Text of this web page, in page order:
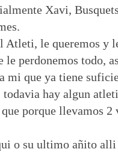
Xavi,
Atleti, le queremos y
le perdonemos todo,
mi que ya tiene
hay algun
que porque llevamos
o su ultimo añito alli